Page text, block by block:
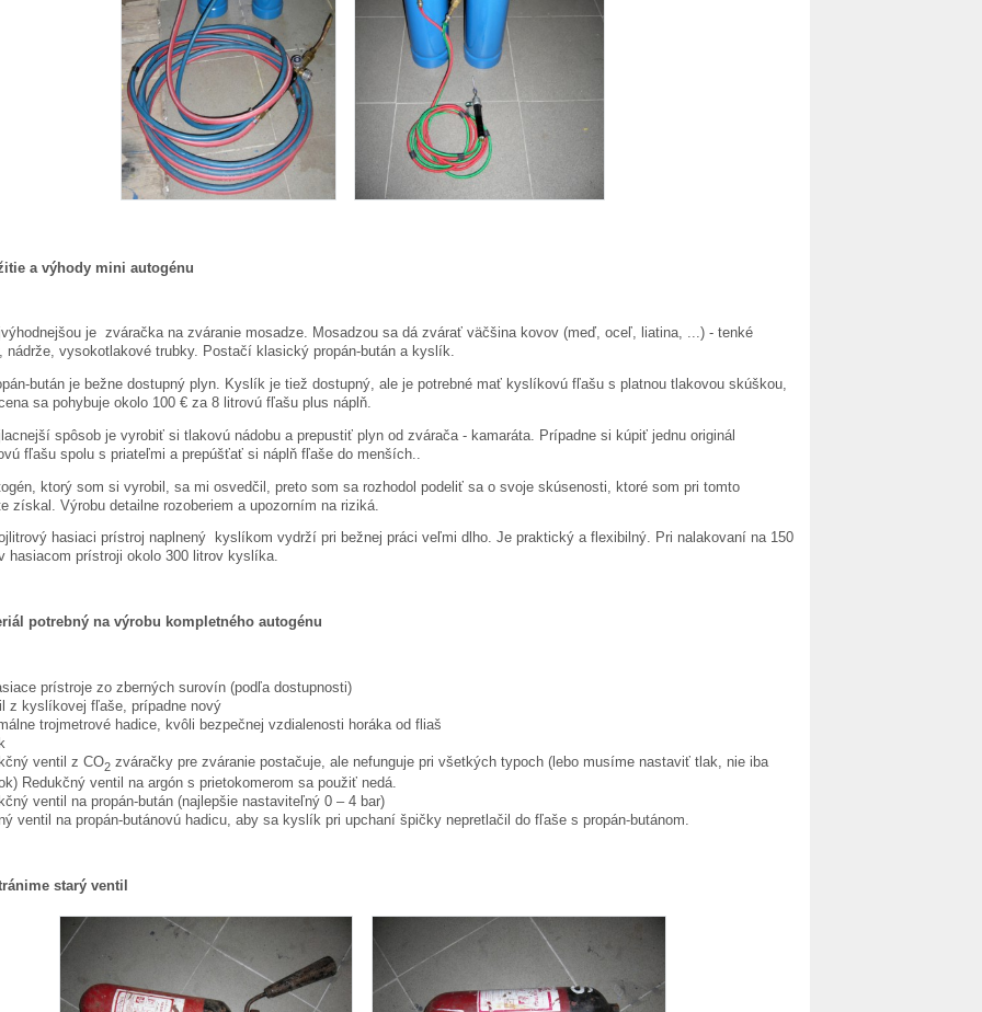
a výhody mini autogénu
je zváračka na zváranie mosadze. Mosadzou sa dá zvárať väčšina kovov (meď, oceľ, liatina, ...) - tenké
nádrže, vysokotlakové trubky. Postačí klasický propán-bután a kyslík.
bután je bežne dostupný plyn. Kyslík je tiež dostupný, ale je potrebné mať kyslíkovú fľašu s platnou tlakovou skúškou,
sa pohybuje okolo 100 € za 8 litrovú fľašu plus náplň.
spôsob je vyrobiť si tlakovú nádobu a prepustiť plyn od zvárača - kamaráta. Prípadne si kúpiť jednu originál
fľašu spolu s priateľmi a prepúšťať si náplň fľaše do menších..
ktorý som si vyrobil, sa mi osvedčil, preto som sa rozhodol podeliť sa o svoje skúsenosti, ktoré som pri tomto
získal. Výrobu detailne rozoberiem a upozorním na riziká.
hasiaci prístroj naplnený kyslíkom vydrží pri bežnej práci veľmi dlho. Je praktický a flexibilný. Pri nalakovaní na 150
hasiacom prístroji okolo 300 litrov kyslíka.
potrebný na výrobu kompletného autogénu
prístroje zo zberných surovín (podľa dostupnosti)
z kyslíkovej fľaše, prípadne nový
trojmetrové hadice, kvôli bezpečnej vzdialenosti horáka od fliaš
ventil z CO2 zváračky pre zváranie postačuje, ale nefunguje pri všetkých typoch (lebo musíme nastaviť tlak, nie iba
Redukčný ventil na argón s prietokomerom sa použiť nedá.
ventil na propán-bután (najlepšie nastaviteľný 0 – 4 bar)
ventil na propán-butánovú hadicu, aby sa kyslík pri upchaní špičky nepretlačil do fľaše s propán-butánom.
starý ventil